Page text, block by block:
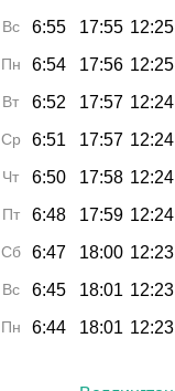
Вс 6:55 17:55 12:25
Пн 6:54 17:56 12:25
Вт 6:52 17:57 12:24
Ср 6:51 17:57 12:24
Чт 6:50 17:58 12:24
Пт 6:48 17:59 12:24
Сб 6:47 18:00 12:23
Вс 6:45 18:01 12:23
Пн 6:44 18:01 12:23